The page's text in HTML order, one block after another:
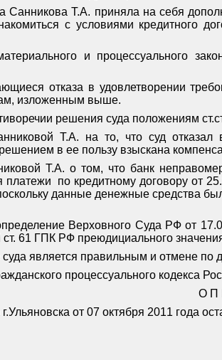
Санникова Т.А. приняла на себя
с условиями кредитного
и процессуального
отказа в удовлетворении
изложенным выше.
решения суда положениям
Т.А. на то, что суд
в ее пользу взыскана
Т.А. о том, что банк
платежи
по кредитному договору от
данные денежные средства
Верховного Суда РФ от
61 ГПК РФ преюдициального
суда является правильным и отмене
процессуального кодекса
О П
от 07 октября 2011 года